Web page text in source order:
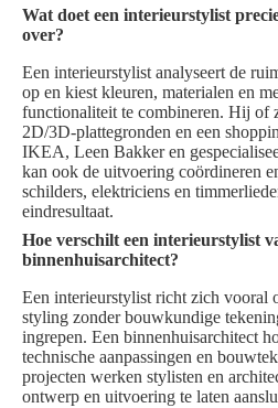
Wat doet een interieurstylist
over?
Een interieurstylist analyseert de
op en kiest kleuren, materialen en
functionaliteit te combineren. Hij of
2D/3D-plattegronden en een
IKEA, Leen Bakker en
kan ook de uitvoering coördineren
schilders, elektriciens en
eindresultaat.
Hoe verschilt een interieurstylist
binnenhuisarchitect?
Een interieurstylist richt zich vooral
styling zonder bouwkundige
ingrepen. Een binnenhuisarchitect
technische aanpassingen en
projecten werken stylisten en
ontwerp en uitvoering te laten